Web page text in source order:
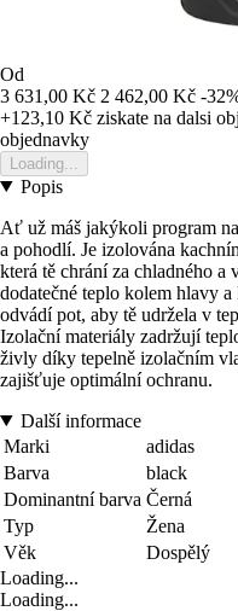
Od
3 631,00 Kč 2 462,00 Kč -
+123,10 Kč ziskate na dalsi
objednavky
Loading...
Popis
Ať už máš jakýkoli program
a pohodlí. Je izolována
která tě chrání za chladného
dodatečné teplo kolem hlavy
odvádí pot, aby tě udržela v
Izolační materiály zadržují
živly díky tepelně izolačním
zajišťuje optimální ochranu.
Další informace
Marki
adidas
Barva
black
Dominantní barva Černá
Typ
Žena
Věk
Dospělý
Loading...
Loading...